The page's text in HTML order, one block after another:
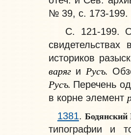
№ 39, с. 173-199.
С. 121-199.
историков
варяг и Русъ.
Русъ. Перечень
в корне элемент
1381
типографии и